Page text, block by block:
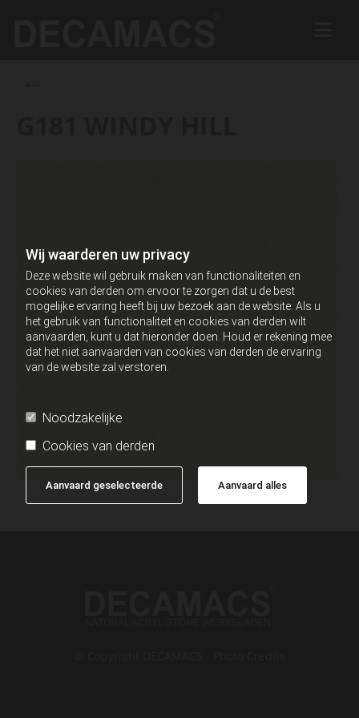
Wij waarderen uw privacy
Deze website wil gebruik maken van functionaliteiten en
cookies van derden om ervoor te zorgen dat u de best
mogelijke ervaring heeft bij uw bezoek aan de website. Als u
het gebruik van functionaliteit en cookies van derden wilt
aanvaarden, kunt u dat hieronder doen. Houd er rekening mee
dat het niet aanvaarden van cookies van derden de ervaring
van de website zal verstoren.
Noodzakelijke
Cookies van derden
Aanvaard geselecteerde Aanvaard alles